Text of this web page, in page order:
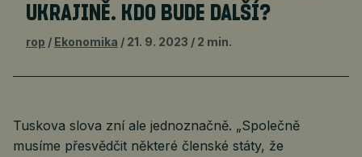
UKRAJINĚ. KDO BUDE DALŠÍ?
rop Ekonomika 21. 9. 2023 2 min.
Tuskova slova zní ale jednoznačně. „Společně
musíme přesvědčit některé členské státy, že